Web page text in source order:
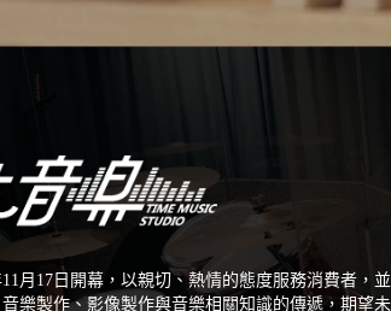
11月17日開幕，以親切、熱情的態度服務消費者，
樂製作、影像製作與音樂相關知識的傳遞，期望